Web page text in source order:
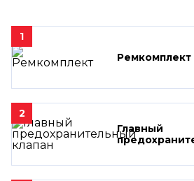
1
Ремкомплект
2
Главный